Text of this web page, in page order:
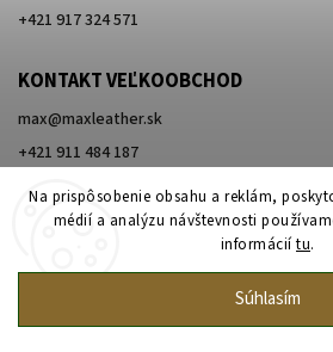
Na prispôsobenie obsahu a reklám,
médií a analýzu návštevnosti
informáciítu.
Súhlasím
+421 917 324 571
KONTAKT VEĽKOOBCHOD
max@maxleather.sk
+421 911 484 187
Copyright 2026Max Original Leather.